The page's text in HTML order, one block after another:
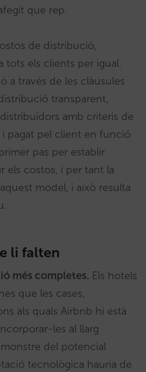
que rep.
de distribució,
tots els clients per igual.
a través de les clàusules
transparent,
amb criteris de
pagat pel client en funció
pas per establir
els costos, i per tant la
model, i això resulta
li falten
més completes. Els hotels
que les cases,
als quals Airbnb hi està
les al llarg
monstre del potencial
tecnològica hauria de